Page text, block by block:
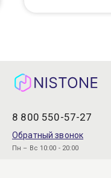
8 800 550-57-27
Обратный звонок
Пн – Вс 10:00 - 20:00